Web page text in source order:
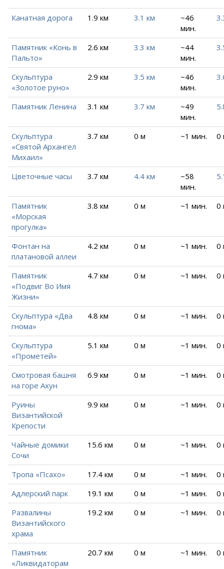
Канатная дорога 1.9 км 3.1 км
~46
мин.
Памятник «Конь в
Пальто»
2.6 км 3.3 км
~44
мин.
Скульптура
«Золотое руно»
2.9 км 3.5 км
~46
мин.
Памятник Ленина 3.1 км 3.7 км
~49
мин.
Скульптура
«Святой Архангел
Михаил»
3.7 км 0 м ~1 мин. 0
Цветочные часы 3.7 км 4.4 км
~58
мин.
Памятник
«Морская
прогулка»
3.8 км 0 м ~1 мин. 0
Фонтан на
платановой аллеи
4.2 км 0 м ~1 мин. 0
Памятник
«Подвиг Во Имя
Жизни»
4.7 км 0 м ~1 мин. 0
Скульптура «Два
гнома»
4.8 км 0 м ~1 мин. 0
Скульптура
«Прометей»
5.1 км 0 м ~1 мин. 0
Смотровая башня
на горе Ахун
6.9 км 0 м ~1 мин. 0
Руины
Византийской
Крепости
9.9 км 0 м ~1 мин. 0
Чайные домики
Сочи
15.6 км 0 м ~1 мин. 0
Тропа «Псахо» 17.4 км 0 м ~1 мин.
0
Адлерский парк
19.1 км 0 м ~1 мин.
0
Развалины
Византийского
храма
19.2 км 0 м ~1 мин. 0
Памятник
«Ликвидаторам
20.7 км 0 м ~1 мин. 0